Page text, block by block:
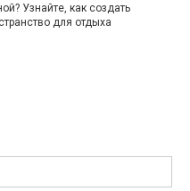
Узнайте, как создать
для отдыха